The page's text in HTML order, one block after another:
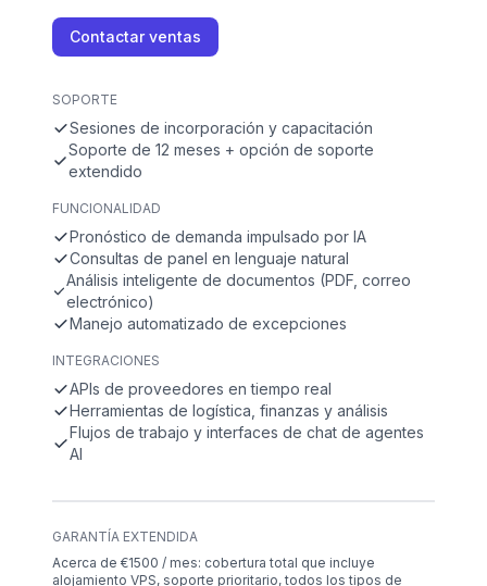
Contactar ventas
SOPORTE
Sesiones de incorporación y capacitación
Soporte de 12 meses + opción de soporte
extendido
FUNCIONALIDAD
Pronóstico de demanda impulsado por IA
Consultas de panel en lenguaje natural
Análisis inteligente de documentos (PDF, correo
electrónico)
Manejo automatizado de excepciones
INTEGRACIONES
APIs de proveedores en tiempo real
Herramientas de logística, finanzas y análisis
Flujos de trabajo y interfaces de chat de agentes
AI
GARANTÍA EXTENDIDA
Acerca de €1500 / mes: cobertura total que incluye
alojamiento VPS, soporte prioritario, todos los tipos de